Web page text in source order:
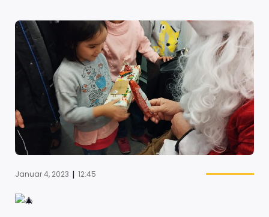
Januar 4, 2023 | 12:45